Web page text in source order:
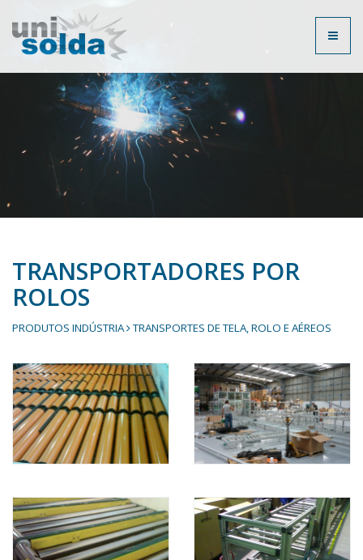
Toggle
TRANSPORTADORES POR
ROLOS
PRODUTOS INDÚSTRIA TRANSPORTES DE TELA, ROLO E AÉREOS